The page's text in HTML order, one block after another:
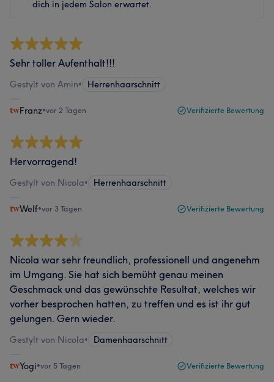
dich in jedem Salon erwartet.
Sehr toller Aufenthalt!!!
Gestylt von Amin• Herrenhaarschnitt
Franz•vor 2 Tagen Verifizierte Bewertung
Hervorragend!
Gestylt von Nicola• Herrenhaarschnitt
Welf•vor 3 Tagen Verifizierte Bewertung
Nicola war sehr freundlich, professionell und angenehm
im Umgang. Sie hat sich bemüht genau meinen
Geschmack und das gewünschte Resultat, welches wir
vorher besprochen hatten, zu treffen und es ist ihr gut
gelungen. Gern wieder.
Gestylt von Nicola• Damenhaarschnitt
Yogi•vor 5 Tagen Verifizierte Bewertung